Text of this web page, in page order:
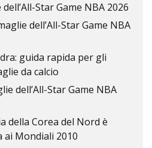
Star Game NBA 2026
dell’All-Star Game NBA
guida rapida per gli
da calcio
dell’All-Star Game NBA
della Corea del Nord è
ai Mondiali 2010